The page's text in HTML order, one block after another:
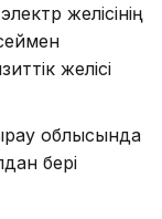
желісінің
желісі
облысында
бері